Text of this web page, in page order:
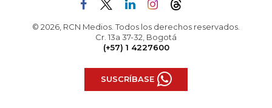
© 2026, RCN Medios. Todos los derechos reservados.
Cr. 13a 37-32, Bogotá
(+57) 1 4227600
SUSCRÍBASE